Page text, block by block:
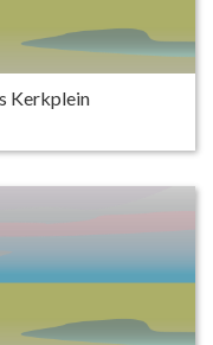
Kerkplein